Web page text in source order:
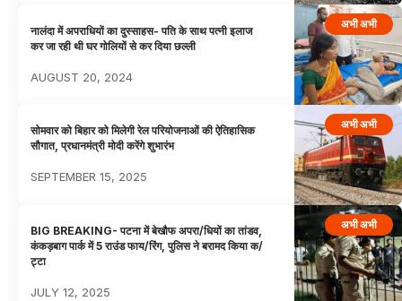
अभी अभी
नालंदा में अपराधियों का दुस्साहस- पति के साथ पत्नी इलाज
कर जा रही थी घर गोलियों से कर दिया छल्ली
AUGUST 20, 2024
अभी अभी
सोमवार को बिहार को मिलेगी रेल परियोजनाओं की ऐतिहासिक
सौगात, प्रधानमंत्री मोदी करेंगे शुभारंभ
SEPTEMBER 15, 2025
अभी अभी
BIG BREAKING- पटना में बेखौफ अपरा/धियों का तांडव,
कंकड़बाग पार्क में 5 राउंड फाय/रिंग, पुलिस ने बरामद किया क/
ट्टा
JULY 12, 2025